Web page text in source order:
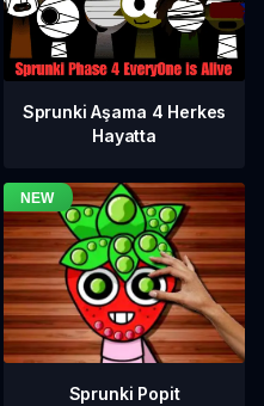
Sprunki Aşama 4 Herkes
Hayatta
Sprunki Popit